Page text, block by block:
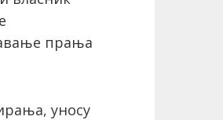
прања
уносу